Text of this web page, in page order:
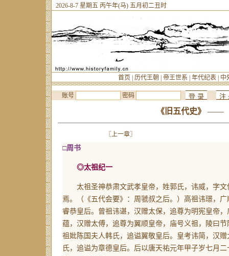
2026-8-7 星期五 丙午年(马) 五月初二丑时
首页 历代王朝 帝王世系 年代纪表 中
账号 密码
《旧五代史》 ——
〖上一章〗
□周书
◎太祖纪一
太祖圣神恭肃文武孝皇帝，姓郭氏，讳威，字文
焉。
（《五代会要》：周虢叔之后。） 高祖讳璟，
睿恭皇后。曾祖讳谌，汉赠太保，追尊为明宪皇帝
蕴，汉赠太傅，追尊为翼顺皇帝，庙号义祖，陵曰节
祖妣陈国夫人韩氏，追谥翼敬皇后。皇考讳简，汉
氏，追谥为章德皇后。后以唐天祐元年甲子岁七月